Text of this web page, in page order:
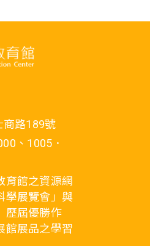
商路189號
、1005．
育館之資源網
學展覽會」與
歷屆優勝作
館展品之學習